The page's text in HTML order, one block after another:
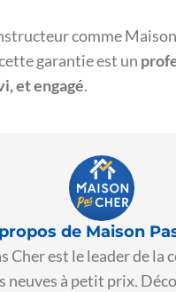
comme
garantie est un
et engagé.
de Maison
Cher est le leader de la
neuves à petit prix.